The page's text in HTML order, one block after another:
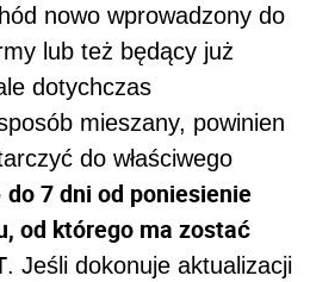
nowo wprowadzony do
lub też będący już
dotychczas
mieszany, powinien
do właściwego
do 7 dni od poniesienie
od którego ma zostać
. Jeśli dokonuje aktualizacji